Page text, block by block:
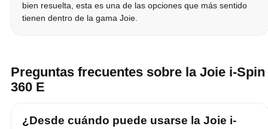
bien resuelta, esta es una de las opciones que más sentido
tienen dentro de la gama Joie.
Preguntas frecuentes sobre la Joie i-Spin
360 E
¿Desde cuándo puede usarse la Joie i-